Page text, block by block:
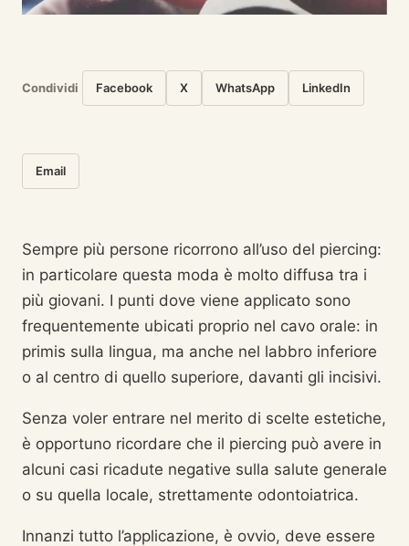
Condividi Facebook X WhatsApp LinkedIn
Email
Sempre più persone ricorrono all’uso del piercing:
in particolare questa moda è molto diffusa tra i
più giovani. I punti dove viene applicato sono
frequentemente ubicati proprio nel cavo orale: in
primis sulla lingua, ma anche nel labbro inferiore
o al centro di quello superiore, davanti gli incisivi.
Senza voler entrare nel merito di scelte estetiche,
è opportuno ricordare che il piercing può avere in
alcuni casi ricadute negative sulla salute generale
o su quella locale, strettamente odontoiatrica.
Innanzi tutto l’applicazione, è ovvio, deve essere